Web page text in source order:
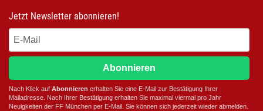
Jetzt Newsletter abonnieren!
Abonnieren
Nach Klick auf Abonnieren erhalten Sie eine E-Mail zur Bestätigung Ihrer
Mailadresse. Nach Ihrer Bestätigung erhalten Sie maximal viermal pro Jahr
Neuigkeiten der FF München per E-Mail. Sie können sich jederzeit wieder abmelden.